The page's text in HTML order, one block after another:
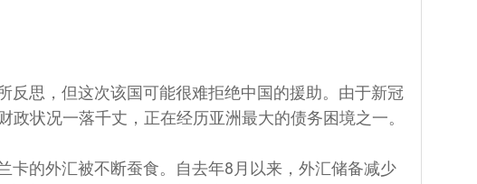
反思，但这次该国可能很难拒绝中国的援助。由于新冠
状况一落千丈，正在经历亚洲最大的债务困境之一。
卡的外汇被不断蚕食。自去年8月以来，外汇储备减少